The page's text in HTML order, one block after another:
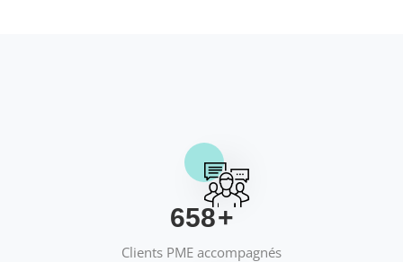
658+
Clients PME accompagnés